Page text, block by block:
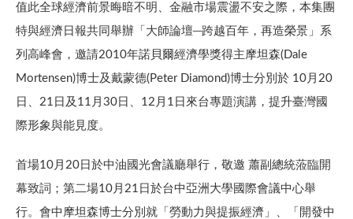
值此全球經濟前景晦暗不明、金融市場震盪不安之際，本集團
特與經濟日報共同舉辦「大師論壇─跨越百年，再造榮景」系
列高峰會，邀請2010年諾貝爾經濟學獎得主摩坦森(Dale
Mortensen)博士及戴蒙德(Peter Diamond)博士分別於 10月20
日、21日及11月30日、12月1日來台專題演講，提升臺灣國
際形象與能見度。
首場10月20日於中油國光會議廳舉行，敬邀 蕭副總統蒞臨開
幕致詞；第二場10月21日於台中亞洲大學國際會議中心舉
行。會中摩坦森博士分別就「勞動力與提振經濟」、「開發中